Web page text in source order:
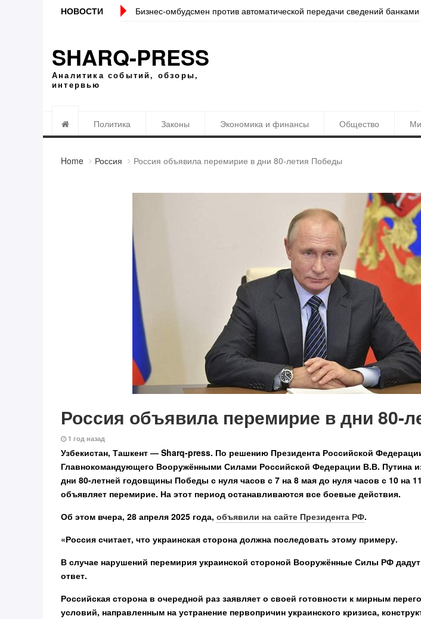
НОВОСТИ Бизнес-омбудсмен против автоматической передачи сведений
SHARQ-PRESS
Аналитика событий, обзоры,
интервью
Политика Законы Экономика и финансы Общество
Home Россия Россия объявила перемирие в дни 80-летия Победы
Россия объявила перемирие в дни 80-
1 год назад
Узбекистан, Ташкент — Sharq-press. По решению Президента Российской
Главнокомандующего Вооружёнными Силами Российской Федерации В.В. Путина
дни 80-летней годовщины Победы с нуля часов с 7 на 8 мая до нуля часов с 10 на
объявляет перемирие. На этот период останавливаются все боевые действия.
Об этом вчера, 28 апреля 2025 года, объявили на сайте Президента РФ.
«Россия считает, что украинская сторона должна последовать этому примеру.
В случае нарушений перемирия украинской стороной Вооружённые Силы РФ
ответ.
Российская сторона в очередной раз заявляет о своей готовности к мирным
условий, направленным на устранение первопричин украинского кризиса,